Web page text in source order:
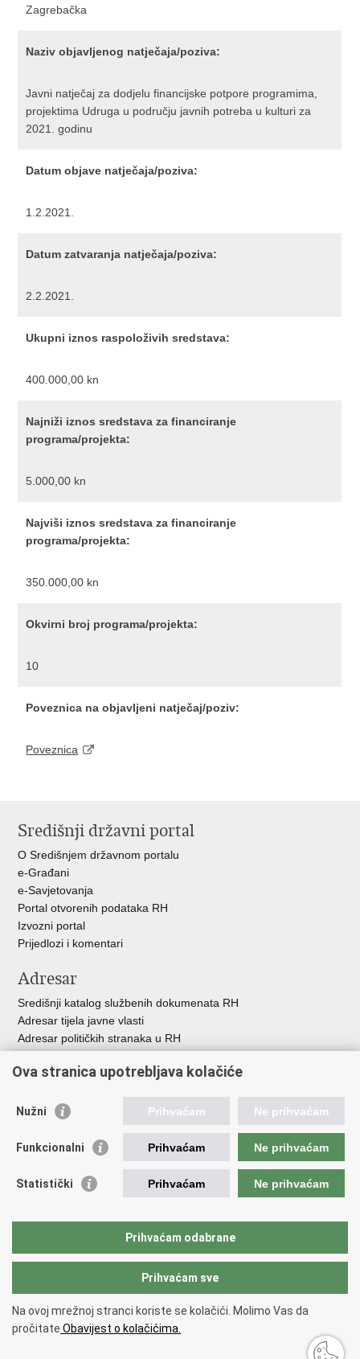
Zagrebačka
Naziv objavljenog natječaja/poziva:
Javni natječaj za dodjelu financijske potpore programima,
projektima Udruga u području javnih potreba u kulturi za
2021. godinu
Datum objave natječaja/poziva:
1.2.2021.
Datum zatvaranja natječaja/poziva:
2.2.2021.
Ukupni iznos raspoloživih sredstava:
400.000,00 kn
Najniži iznos sredstava za financiranje
programa/projekta:
5.000,00 kn
Najviši iznos sredstava za financiranje
programa/projekta:
350.000,00 kn
Okvirni broj programa/projekta:
10
Poveznica na objavljeni natječaj/poziv:
Poveznica
Središnji državni portal
O Središnjem državnom portalu
e-Građani
e-Savjetovanja
Portal otvorenih podataka RH
Izvozni portal
Prijedlozi i komentari
Adresar
Središnji katalog službenih dokumenata RH
Adresar tijela javne vlasti
Adresar političkih stranaka u RH
Besplatni telefoni javne uprave
Važne poveznice
Vlada Republike Hrvatske
Registar neprofitnih organizacija
Nacionalna zaklada za razvoj civilnoga društva
Copyright © 2026 Ured za udruge.
pristupačnosti
Ova stranica upotrebljava kolačiće
Nužni Prihvaćam Ne prihvaćam
Funkcionalni Prihvaćam Ne prihvaćam
Statistički Prihvaćam Ne prihvaćam
Prihvaćam odabrane
Prihvaćam sve
Na ovoj mrežnoj stranci koriste se kolačići. Molimo Vas da
pročitate Obavijest o kolačićima.